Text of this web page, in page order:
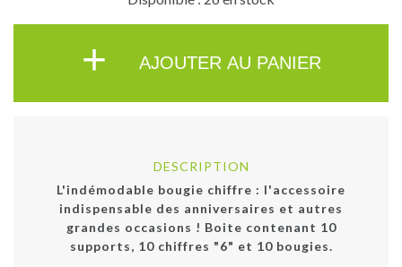
+ AJOUTER AU PANIER
DESCRIPTION
L'indémodable bougie chiffre : l'accessoire
indispensable des anniversaires et autres
grandes occasions ! Boite contenant 10
supports, 10 chiffres "6" et 10 bougies.